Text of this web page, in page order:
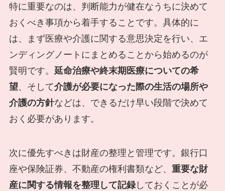
特に重要なのは、判断能力が健在なうちに決めて
おくべき事項から着手することです。具体的に
は、まず医療や介護に関する意思決定を行い、エ
ンディングノートにまとめることから始めるのが
賢明です。 延命治療や終末期医療についての希
望、そして介護が必要になった際の生活の場所や
介護の方針などは、できるだけ早い段階で決めて
おく必要があります。
次に優先すべきは財産の整理と管理です。銀行口
座や保険証券、不動産の権利書類など、 重要な財
産に関する情報を整理して記録しておくことが必